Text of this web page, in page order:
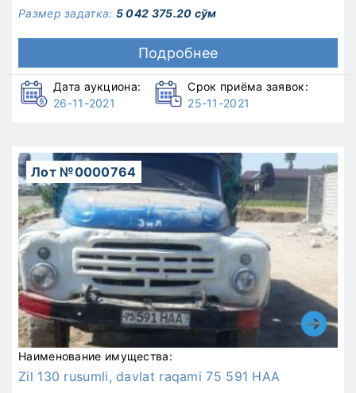
Размер задатка: 5 042 375.20 сўм
Подробнее
Дата аукциона:
26-11-2021
Срок приёма заявок:
25-11-2021
Лот №0000764
Наименование имущества:
Zil 130 rusumli, davlat raqami 75 591 HAA